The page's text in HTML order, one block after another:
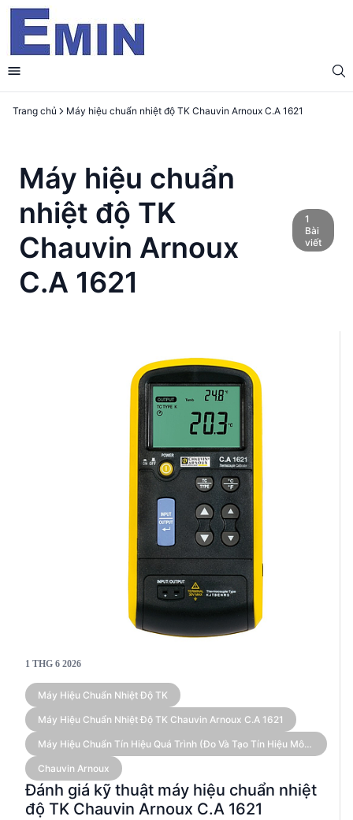
Trang chủ Máy hiệu chuẩn nhiệt độ TK Chauvin Arnoux C.A 1621
Máy hiệu chuẩn
nhiệt độ TK
Chauvin Arnoux
C.A 1621
1
Bài
viết
1 THG 6 2026
Máy Hiệu Chuẩn Nhiệt Độ TK
Máy Hiệu Chuẩn Nhiệt Độ TK Chauvin Arnoux C.A 1621
Máy Hiệu Chuẩn Tín Hiệu Quá Trình (đo Và Tạo Tín Hiệu Mô
Phỏng Cảm Biến)
Chauvin Arnoux
Đánh giá kỹ thuật máy hiệu chuẩn nhiệt
độ TK Chauvin Arnoux C.A 1621